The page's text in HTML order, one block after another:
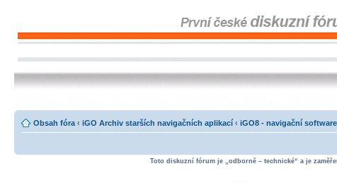
Obsah fóra ‹ iGO Archiv starších navigačních aplikací ‹ iGO8 - navigační software
Toto diskuzní fórum je „odborně – technické“ a je